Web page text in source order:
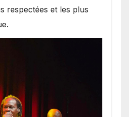
respectées et les plus